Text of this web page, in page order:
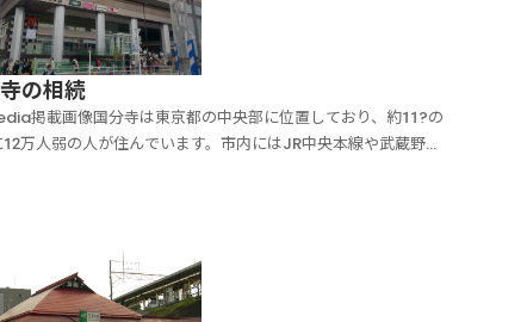
の相続
掲載画像国分寺は東京都の中央部に位置しており、約11?の
万人弱の人が住んでいます。市内にはJR中央本線や武蔵野